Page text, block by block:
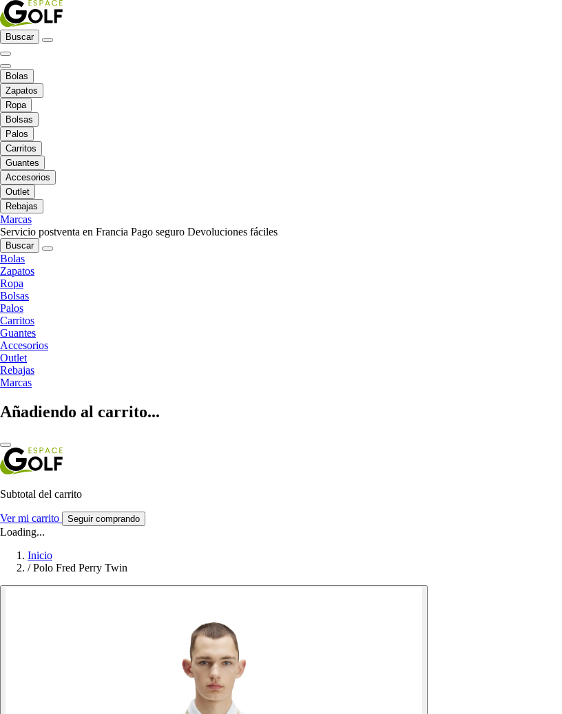
Buscar
Bolas
Zapatos
Ropa
Bolsas
Palos
Carritos
Guantes
Accesorios
Outlet
Rebajas
Marcas
Servicio postventa en Francia Pago seguro Devoluciones fáciles
Buscar
Bolas
Zapatos
Ropa
Bolsas
Palos
Carritos
Guantes
Accesorios
Outlet
Rebajas
Marcas
Añadiendo al carrito...
Subtotal del carrito
Ver mi carrito Seguir comprando
Loading...
Inicio
/ Polo Fred Perry Twin